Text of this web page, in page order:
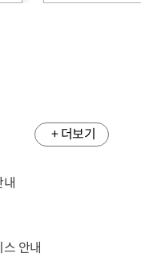
안내
+ 더보기